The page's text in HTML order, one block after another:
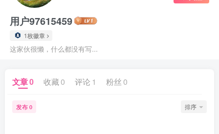
用户97615459
1枚徽章
这家伙很懒，什么都没有写...
文章0 收藏 0 评论 1 粉丝 0
发布 0 排序